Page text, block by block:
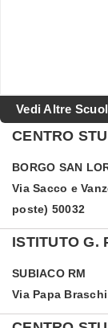
Vedi Altre
CENTRO
BORGO SAN
Via Sacco e
poste) 50032
ISTITUTO G.
SUBIACO RM
Via Papa